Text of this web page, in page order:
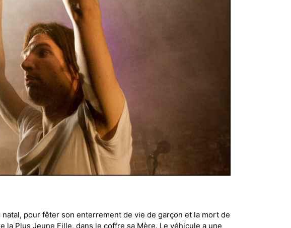
pour fêter son enterrement de vie de garçon et la mort de
la Plus Jeune Fille, dans le coffre sa Mère. Le véhicule a une